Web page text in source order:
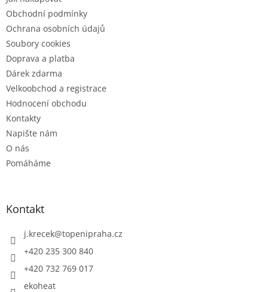
Obchodní podmínky
Ochrana osobních údajů
Soubory cookies
Doprava a platba
Dárek zdarma
Velkoobchod a registrace
Hodnocení obchodu
Kontakty
Napište nám
O nás
Pomáháme
Kontakt
j.krecek@topenipraha.cz
+420 235 300 840
+420 732 769 017
ekoheat